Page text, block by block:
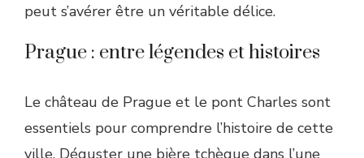
peut s’avérer être un véritable délice.
Prague : entre légendes et histoires
Le château de Prague et le pont Charles sont
essentiels pour comprendre l’histoire de cette
ville. Déguster une bière tchèque dans l’une